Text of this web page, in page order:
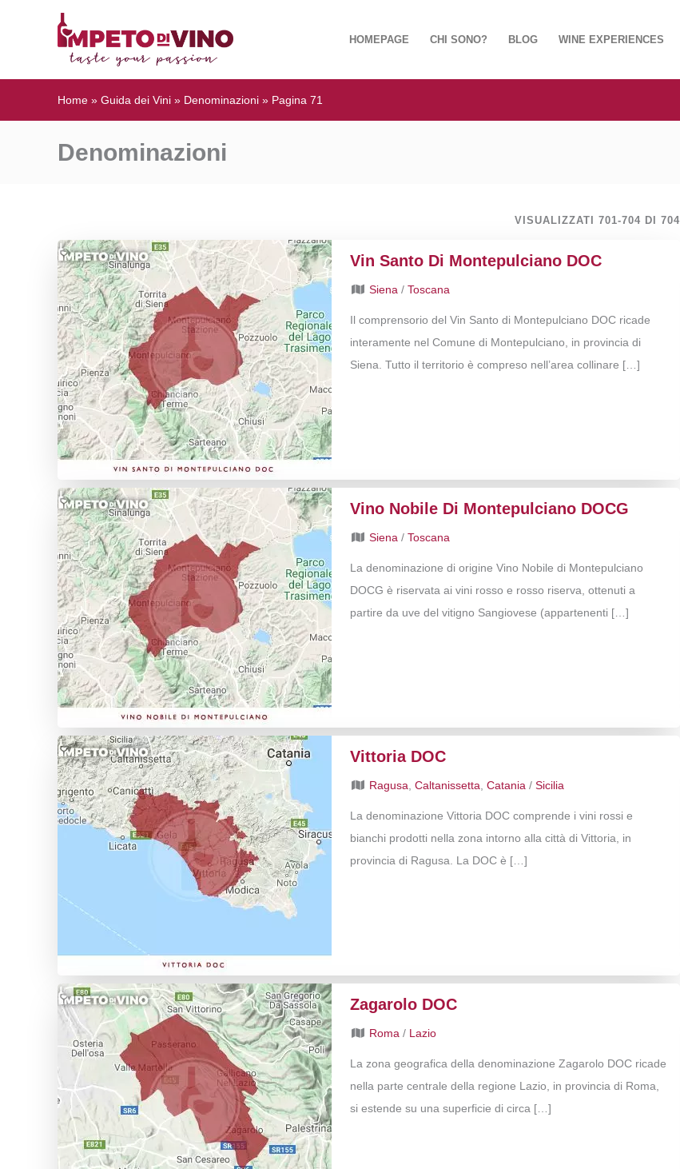
HOMEPAGE CHI SONO? BLOG WINE EXPERIENCES
Home » Guida dei Vini » Denominazioni » Pagina 71
Denominazioni
VISUALIZZATI 701-704 DI 704
Vin Santo Di Montepulciano DOC
Siena /Toscana
Il comprensorio del Vin Santo di Montepulciano DOC ricade
interamente nel Comune di Montepulciano, in provincia di
Siena. Tutto il territorio è compreso nell’area collinare […]
Vino Nobile Di Montepulciano DOCG
Siena /Toscana
La denominazione di origine Vino Nobile di Montepulciano
DOCG è riservata ai vini rosso e rosso riserva, ottenuti a
partire da uve del vitigno Sangiovese (appartenenti […]
Vittoria DOC
Ragusa ,Caltanissetta ,Catania /Sicilia
La denominazione Vittoria DOC comprende i vini rossi e
bianchi prodotti nella zona intorno alla città di Vittoria, in
provincia di Ragusa. La DOC è […]
Zagarolo DOC
Roma / Lazio
La zona geografica della denominazione Zagarolo DOC ricade
nella parte centrale della regione Lazio, in provincia di Roma,
si estende su una superficie di circa […]